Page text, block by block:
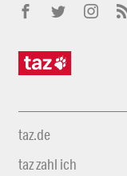
taz.de
taz zahl ich